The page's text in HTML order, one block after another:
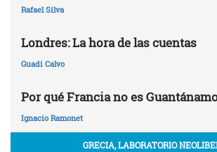
Rafael Silva
Londres: La hora de las cuentas
Guadi Calvo
Por qué Francia no es
Ignacio Ramonet
GRECIA, LABORATORIO